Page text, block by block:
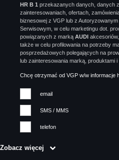
HR B 1 przekazanych danych, danych
zainteresowaniach, ofertach,
biznesowej z VGP lub z
Serwisowym, w celu marketingu dot.
powiązanych z marką AUDI
także w celu profilowania na potrzeby
posprzedażowych polegających na
lub zainteresowania marką, produktami i
Chcę otrzymać od VGP w/w informacje
email
SMS / MMS
telefon
Zobacz więcej